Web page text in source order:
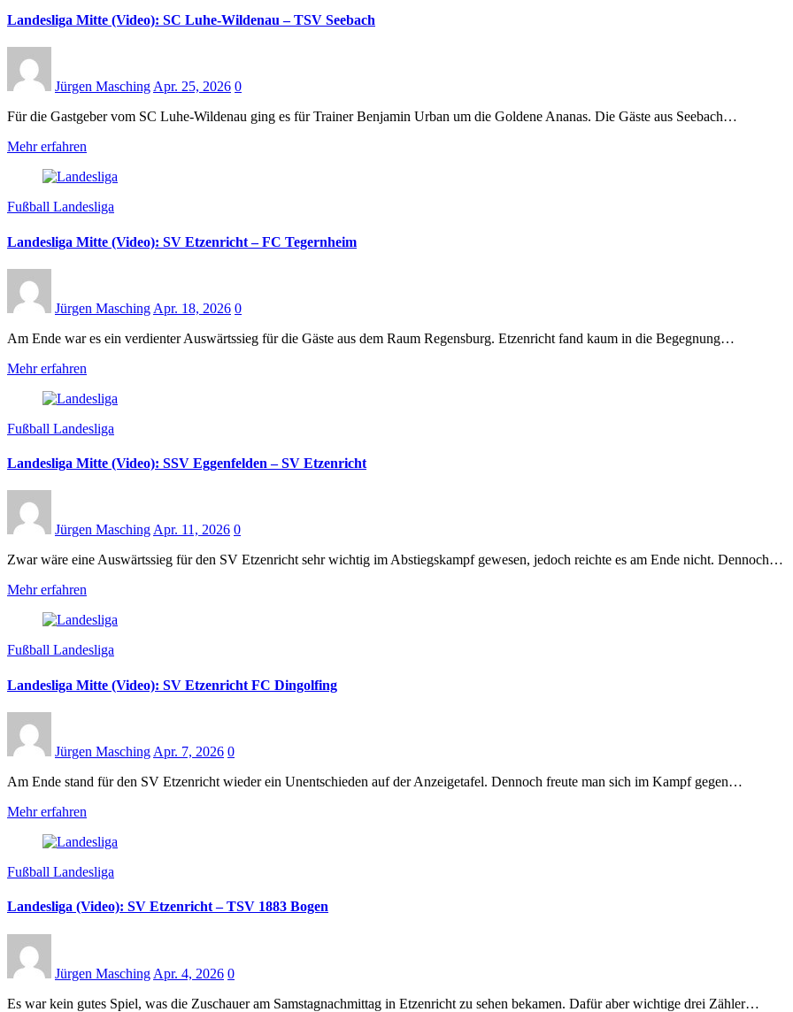
Landesliga Mitte (Video): SC Luhe-Wildenau – TSV Seebach
Jürgen MaschingApr. 25, 2026 0
Für die Gastgeber vom SC Luhe-Wildenau ging es für Trainer Benjamin Urban um die Goldene Ananas. Die Gäste aus Seebach…
Mehr erfahren
Fußball Landesliga
Landesliga Mitte (Video): SV Etzenricht – FC Tegernheim
Jürgen Masching Apr. 18, 2026 0
Am Ende war es ein verdienter Auswärtssieg für die Gäste aus dem Raum Regensburg. Etzenricht fand kaum in die Begegnung…
Mehr erfahren
Fußball Landesliga
Landesliga Mitte (Video): SSV Eggenfelden – SV Etzenricht
Jürgen MaschingApr. 11, 2026 0
Zwar wäre eine Auswärtssieg für den SV Etzenricht sehr wichtig im Abstiegskampf gewesen, jedoch reichte es am Ende nicht. Dennoch…
Mehr erfahren
Fußball Landesliga
Landesliga Mitte (Video): SV Etzenricht FC Dingolfing
Jürgen Masching Apr. 7, 2026 0
Am Ende stand für den SV Etzenricht wieder ein Unentschieden auf der Anzeigetafel. Dennoch freute man sich im Kampf gegen…
Mehr erfahren
Fußball Landesliga
Landesliga (Video): SV Etzenricht – TSV 1883 Bogen
Jürgen Masching Apr. 4, 2026 0
Es war kein gutes Spiel, was die Zuschauer am Samstagnachmittag in Etzenricht zu sehen bekamen. Dafür aber wichtige drei Zähler…